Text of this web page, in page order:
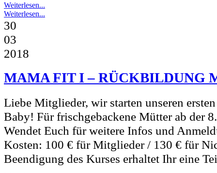
Weiterlesen...
Weiterlesen...
30
03
2018
MAMA FIT I – RÜCKBILDUNG
Liebe Mitglieder, wir starten unseren
Baby! Für frischgebackene Mütter ab der
Wendet Euch für weitere Infos und
Kosten: 100 € für Mitglieder / 130 € für
Beendigung des Kurses erhaltet Ihr eine